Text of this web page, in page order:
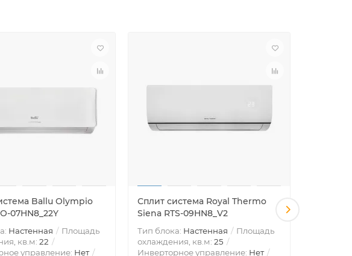
Ballu Olympio
07HN8_22Y
Настенная
Площадь
кв.м: 22
управление: Нет
Сплит система Royal Thermo
Siena RTS-09HN8_V2
Тип блока: Настенная
Площадь
охлаждения, кв.м: 25
Инверторное управление: Нет